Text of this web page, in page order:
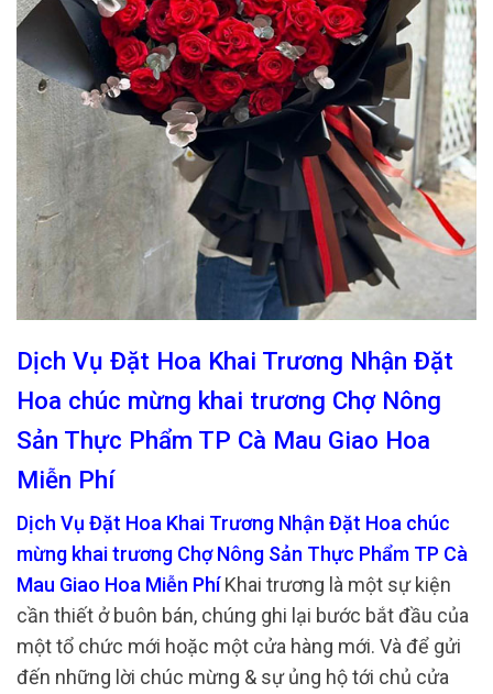
Dịch Vụ Đặt Hoa Khai Trương Nhận Đặt
Hoa chúc mừng khai trương Chợ Nông
Sản Thực Phẩm TP Cà Mau Giao Hoa
Miễn Phí
Dịch Vụ Đặt Hoa Khai Trương Nhận Đặt Hoa chúc
mừng khai trương Chợ Nông Sản Thực Phẩm TP Cà
Mau Giao Hoa Miễn PhíKhai trương là một sự kiện
cần thiết ở buôn bán, chúng ghi lại bước bắt đầu của
một tổ chức mới hoặc một cửa hàng mới. Và để gửi
đến những lời chúc mừng & sự ủng hộ tới chủ cửa